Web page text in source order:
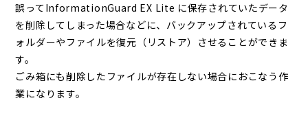
誤ってInformationGuard EX Lite に保存されていたデータ
を削除してしまった場合などに、バックアップされているフ
ォルダーやファイルを復元（リストア）させることができま
す。
ごみ箱にも削除したファイルが存在しない場合におこなう作
業になります。